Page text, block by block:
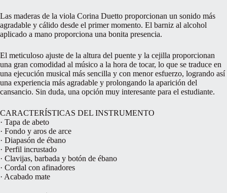
Las maderas de la viola Corina Duetto proporcionan un sonido más
agradable y cálido desde el primer momento. El barniz al alcohol
aplicado a mano proporciona una bonita presencia.
El meticuloso ajuste de la altura del puente y la cejilla proporcionan
una gran comodidad al músico a la hora de tocar, lo que se traduce en
una ejecución musical más sencilla y con menor esfuerzo, logrando así
una experiencia más agradable y prolongando la aparición del
cansancio. Sin duda, una opción muy interesante para el estudiante.
CARACTERÍSTICAS DEL INSTRUMENTO
· Tapa de abeto
· Fondo y aros de arce
· Diapasón de ébano
· Perfil incrustado
· Clavijas, barbada y botón de ébano
· Cordal con afinadores
· Acabado mate